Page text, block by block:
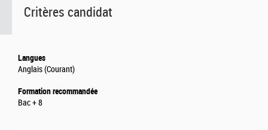
Critères candidat
Langues
Anglais (Courant)
Formation recommandée
Bac + 8